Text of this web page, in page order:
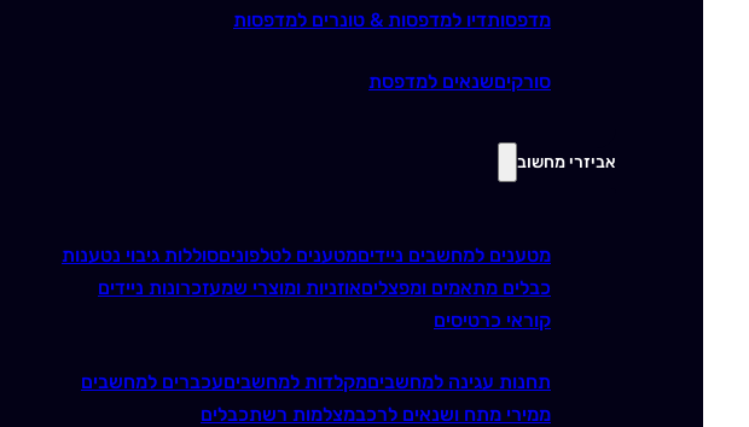
מדפסותדיו למדפסות & טונרים למדפסות
סורקיםשנאים למדפסת
אביזרי מחשוב
מטענים למחשבים ניידיםמטענים לטלפוניםסוללות גיבוי נטענות
כבלים מתאמים ומפצליםאוזניות ומוצרי שמעזכרונות ניידים
קוראי כרטיסים
תחנות עגינה למחשביםמקלדות למחשביםעכברים למחשבים
ממירי מתח ושנאים לרכבמצלמות רשתכבלים